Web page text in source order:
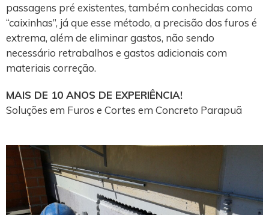
passagens pré existentes, também conhecidas como
“caixinhas”, já que esse método, a precisão dos furos é
extrema, além de eliminar gastos, não sendo
necessário retrabalhos e gastos adicionais com
materiais correção.
MAIS DE 10 ANOS DE EXPERIÊNCIA!
Soluções em Furos e Cortes em Concreto Parapuã